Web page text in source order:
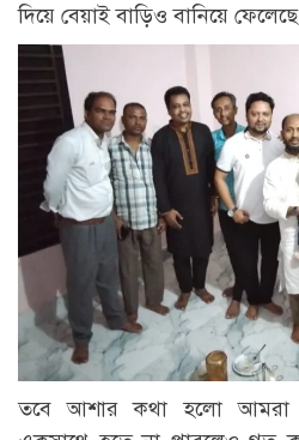
দিয়ে বেয়াই বাড়িও বানিয়ে
তবে আশার কথা হলো